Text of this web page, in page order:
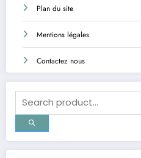
Plan du site
Mentions légales
Contactez nous